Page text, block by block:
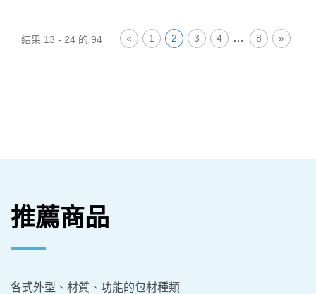
結果 13 - 24 的 94 « 1 2 3 4 … 8 »
推薦商品
各式外型、材質、功能的包材種類